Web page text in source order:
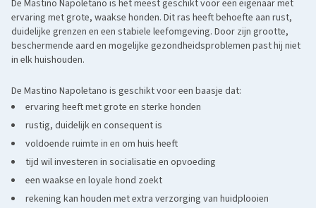
maar deelt zijn loyaliteit en alertheid.
Bordeaux Dog: dit ras heeft net als de Mastino Napoletano een
massief lichaam, een groot hoofd en een rustige maar waakzame
kan geven.
De Mastino Napoletano is het meest geschikt voor een eigenaar met
ervaring met grote, waakse honden. Dit ras heeft behoefte aan rust,
duidelijke grenzen en een stabiele leefomgeving. Door zijn grootte,
beschermende aard en mogelijke gezondheidsproblemen past hij niet
in elk huishouden.
De Mastino Napoletano is geschikt voor een baasje dat:
ervaring heeft met grote en sterke honden
rustig, duidelijk en consequent is
voldoende ruimte in en om huis heeft
tijd wil investeren in socialisatie en opvoeding
een waakse en loyale hond zoekt
rekening kan houden met extra verzorging van huidplooien